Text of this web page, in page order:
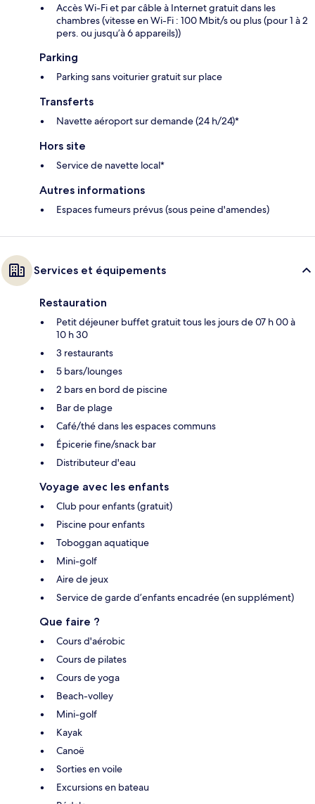
Accès Wi-Fi et par câble à Internet gratuit dans les
chambres (vitesse en Wi-Fi : 100 Mbit/s ou plus (pour 1 à 2
pers. ou jusqu’à 6 appareils))
Parking
Parking sans voiturier gratuit sur place
Transferts
Navette aéroport sur demande (24 h/24)*
Hors site
Service de navette local*
Autres informations
Espaces fumeurs prévus (sous peine d'amendes)
Services et équipements
Restauration
Petit déjeuner buffet gratuit tous les jours de 07 h 00 à
10 h 30
3 restaurants
5 bars/lounges
2 bars en bord de piscine
Bar de plage
Café/thé dans les espaces communs
Épicerie fine/snack bar
Distributeur d'eau
Voyage avec les enfants
Club pour enfants (gratuit)
Piscine pour enfants
Toboggan aquatique
Mini-golf
Aire de jeux
Service de garde d’enfants encadrée (en supplément)
Que faire ?
Cours d'aérobic
Cours de pilates
Cours de yoga
Beach-volley
Mini-golf
Kayak
Canoë
Sorties en voile
Excursions en bateau